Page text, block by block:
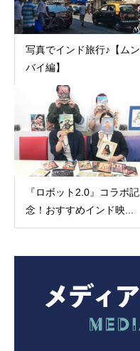
写真でインド旅行♪【ムン
バイ編】
『ロボット2.0』コラボ記
念！おすすめインド映...